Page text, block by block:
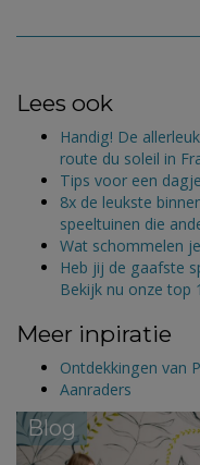
Lees ook
Handig! De
route du soleil in
Tips voor een
8x de leukste
speeltuinen die
Wat schommelen
Heb jij de gaafste
Bekijk nu onze top
Meer inpiratie
Ontdekkingen van
Aanraders
Blog